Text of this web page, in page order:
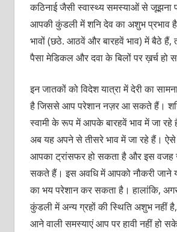
कठिनाई जैसी स्वास्थ्य समस्याओं से जूझना
आपकी कुंडली में शनि देव का अशुभ प्रभाव
भावों (छठे. आठवें और बारहवें भाव) में बैठे हैं,
पैसा मेडिकल और दवा के बिलों पर ख़र्च हो
इन जातकों को विदेश यात्रा में देरी का
है जिससे आप परेशान नज़र आ सकते हैं।
स्वामी के रूप में आपके बारहवें भाव में जा रहे
अब यह अपने से तीसरे भाव में जा रहे हैं। ऐसे
आपका ट्रांसफर हो सकता है और इस वजह
सकते हैं। इस अवधि में आपको नौकरी जाने या
का भय परेशान कर सकता है। हालांकि,
कुंडली में अन्य ग्रहों की स्थिति अशुभ नहीं
आने वाली समस्याएं आप पर हावी नहीं हो